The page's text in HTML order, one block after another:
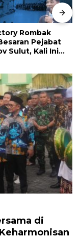
Rombak
Pejabat
Sulut, Kali Ini
di